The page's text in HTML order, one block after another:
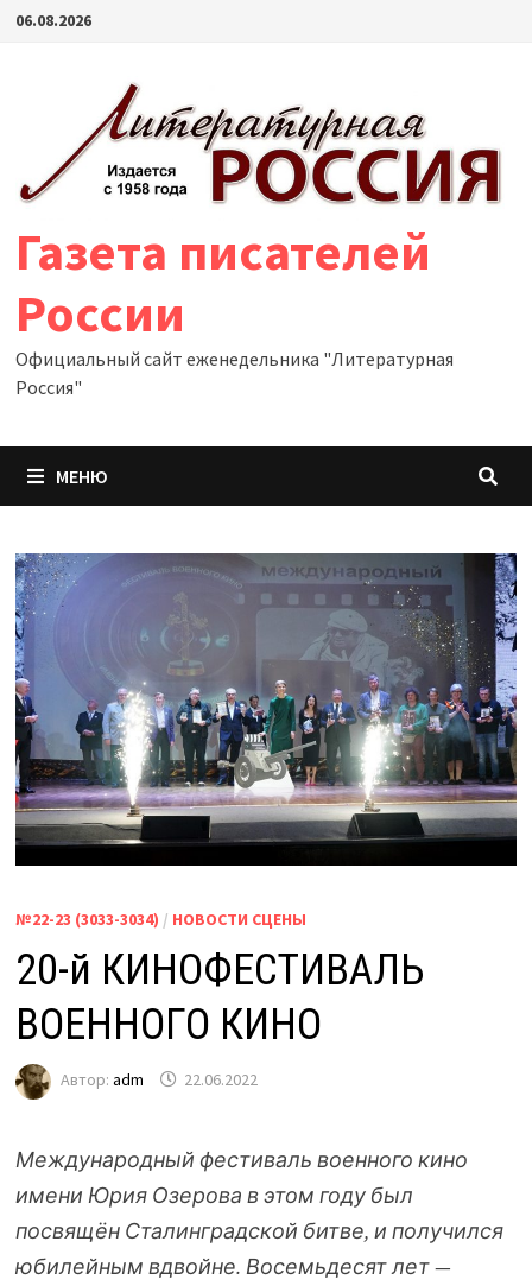
Перейти
06.08.2026
Газета писателей
России
Официальный сайт еженедельника "Литературная
Россия"
МЕНЮ
№22-23 (3033-3034) / НОВОСТИ СЦЕНЫ
20-й КИНОФЕСТИВАЛЬ
ВОЕННОГО КИНО
Автор: adm 22.06.2022
Международный фестиваль военного кино
имени Юрия Озерова в этом году был
посвящён Сталинградской битве, и получился
юбилейным вдвойне. Восемьдесят лет —